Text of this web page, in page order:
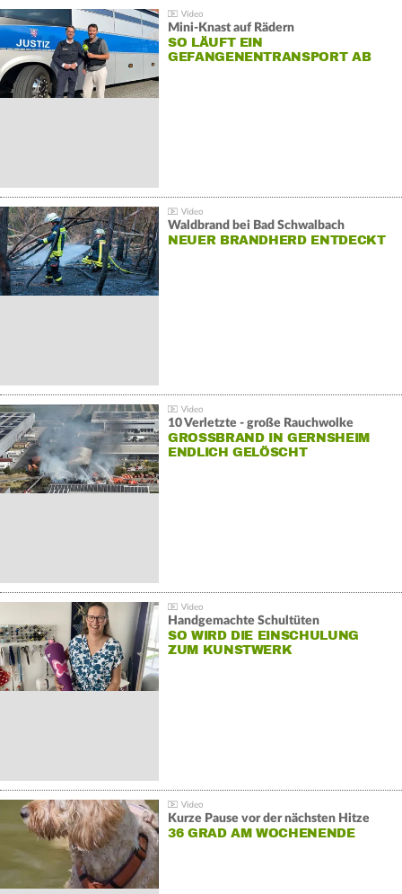
Mini-Knast auf Rädern
SO LÄUFT EIN
GEFANGENENTRANSPORT AB
Waldbrand bei Bad Schwalbach
NEUER BRANDHERD ENTDECKT
10 Verletzte - große Rauchwolke
GROSSBRAND IN GERNSHEIM E
NDLICH GELÖSCHT
Handgemachte Schultüten
SO WIRD DIE EINSCHULUNG
ZUM KUNSTWERK
Kurze Pause vor der nächsten Hitze
36 GRAD AM WOCHENENDE